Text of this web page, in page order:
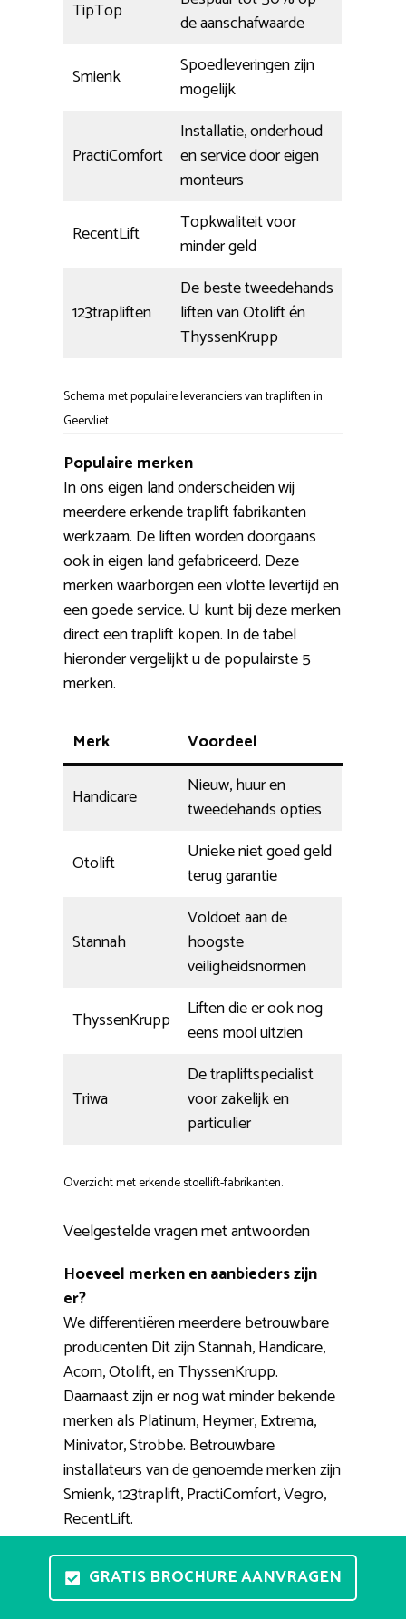
TipTop
de aanschafwaarde
Smienk
Spoedleveringen zijn
mogelijk
PractiComfort
Installatie, onderhoud
en service door eigen
monteurs
RecentLift
Topkwaliteit voor
minder geld
123trapliften
De beste tweedehands
liften van Otolift én
ThyssenKrupp
Schema met populaire leveranciers van trapliften in
Geervliet.
Populaire merken
In ons eigen land onderscheiden wij
meerdere erkende traplift fabrikanten
werkzaam. De liften worden doorgaans
ook in eigen land gefabriceerd. Deze
merken waarborgen een vlotte levertijd en
een goede service. U kunt bij deze merken
direct een traplift kopen. In de tabel
hieronder vergelijkt u de populairste 5
merken.
Merk Voordeel
Handicare
Nieuw, huur en
tweedehands opties
Otolift
Unieke niet goed geld
terug garantie
Stannah
Voldoet aan de
hoogste
veiligheidsnormen
ThyssenKrupp
Liften die er ook nog
eens mooi uitzien
Triwa
De trapliftspecialist
voor zakelijk en
particulier
Overzicht met erkende stoellift-fabrikanten.
Veelgestelde vragen met antwoorden
Hoeveel merken en aanbieders zijn
er?
We differentiëren meerdere betrouwbare
producenten Dit zijn Stannah, Handicare,
Acorn, Otolift, en ThyssenKrupp.
Daarnaast zijn er nog wat minder bekende
merken als Platinum, Heymer, Extrema,
Minivator, Strobbe. Betrouwbare
installateurs van de genoemde merken zijn
Smienk, 123traplift, PractiComfort, Vegro,
RecentLift.
Kan ik vrijblijvend een traplift
proberen?
GRATIS BROCHURE AANVRAGEN